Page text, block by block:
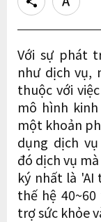
Share
Text
size
Với sự phát
như dịch vụ,
thuộc với
mô hình
một khoản
dụng dịch
đó dịch vụ
ký nhất là 'AI
thế hệ
trợ sức khỏe